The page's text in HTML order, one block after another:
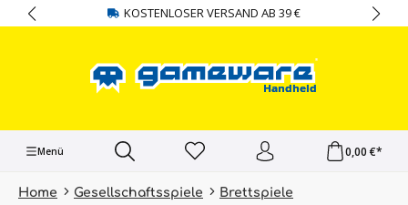
springen KOSTENLOSER VERSAND AB 39 €
Menü 0,00 €*
Home Gesellschaftsspiele Brettspiele